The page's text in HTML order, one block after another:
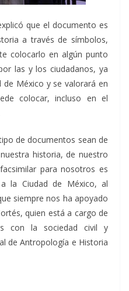
que el documento es
a través de símbolos,
colocarlo en algún punto
las y los ciudadanos, ya
México y se valorará en
colocar, incluso en el
de documentos sean de
historia, de nuestro
para nosotros es
la Ciudad de México, al
siempre nos ha apoyado
quien está a cargo de
con la sociedad civil y
de Antropología e Historia